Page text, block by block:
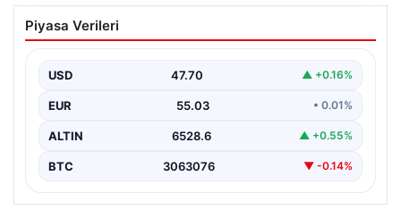
Altın fiyatları canlı 8 Nisan 2026: Altın
fiyatları ne kadar oldu? Gram, çeyrek,
fiyatları
Piyasa Verileri
USD 47.70 ▲ +0.16%
EUR 55.03 • 0.01%
ALTIN 6528.6 ▲ +0.55%
BTC 3063076 ▼ -0.14%